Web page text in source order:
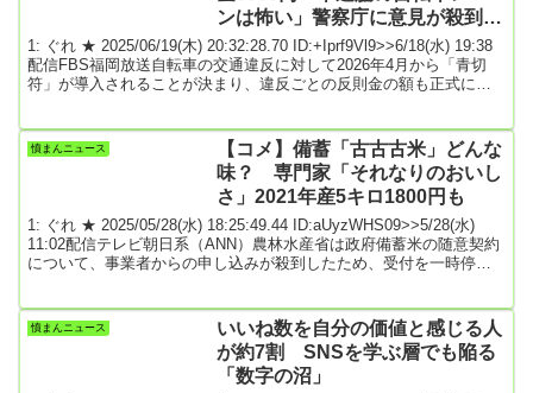
ンは怖い」警察庁に意見が殺到
認められる条件は？ ★5
1: ぐれ ★ 2025/06/19(木) 20:32:28.70 ID:+Iprf9Vl9>>6/18(水) 19:38
配信FBS福岡放送自転車の交通違反に対して2026年4月から「青切
符」が導入されることが決まり、違反ごとの反則金の額も正式に決
が認められるのでしょうか。■白野寛太記者「福岡市中央区の六本松
交差点です。けさも自転車を利用する人の姿が多く見られます。」
憤まんニュース
【コメ】備蓄「古古古米」どんな
味？ 専門家「それなりのおいし
さ」2021年産5キロ1800円も
1: ぐれ ★ 2025/05/28(水) 18:25:49.44 ID:aUyzWHS09>>5/28(水)
11:02配信テレビ朝日系（ANN）農林水産省は政府備蓄米の随意契約
について、事業者からの申し込みが殺到したため、受付を一時停止
契約の申し込みの状況が非常に盛況で、現時点で約70社。令和4年
（2022年）産米の約20万トンに到達する見込みになってきた。まさ
憤まんニュース
いいね数を自分の価値と感じる人
が約7割 SNSを学ぶ層でも陥る
「数字の沼」